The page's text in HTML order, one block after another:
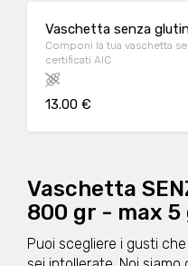
Vaschetta senza
Componi la tua vaschetta
certificati AIC
13.00 €
Vaschetta
800 gr - max
Puoi scegliere i gusti